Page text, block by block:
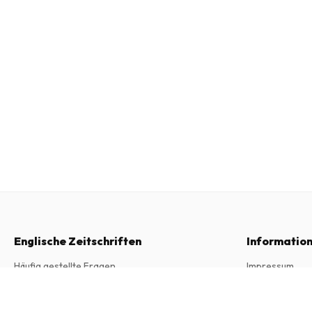
Englische Zeitschriften
Häufig gestellte Fragen
Impressum